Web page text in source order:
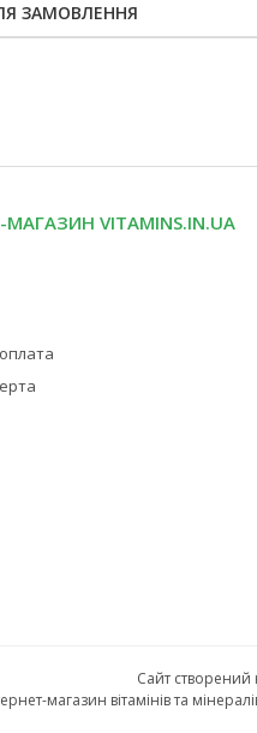
ЗАМОВЛЕННЯ
МАГАЗИН VITAMINS.IN.UA
Сайт створений